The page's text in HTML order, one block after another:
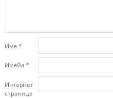
Име *
Имейл *
Интернет
страница